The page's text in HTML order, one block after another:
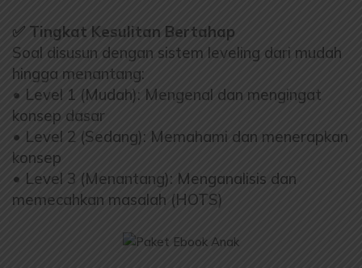
✅ Tingkat Kesulitan Bertahap
Soal disusun dengan sistem leveling dari mudah
hingga menantang:
• Level 1 (Mudah): Mengenal dan mengingat
konsep dasar
• Level 2 (Sedang): Memahami dan menerapkan
konsep
• Level 3 (Menantang): Menganalisis dan
memecahkan masalah (HOTS)